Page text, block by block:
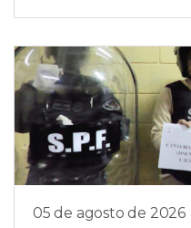
05 de agosto de 2026